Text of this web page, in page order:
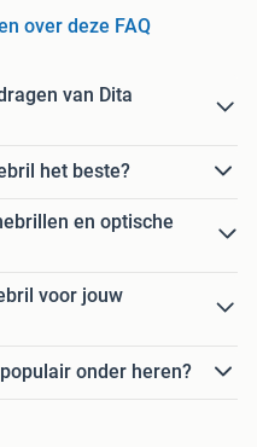
over deze FAQ
van Dita
het beste?
en optische
voor jouw
onder heren?